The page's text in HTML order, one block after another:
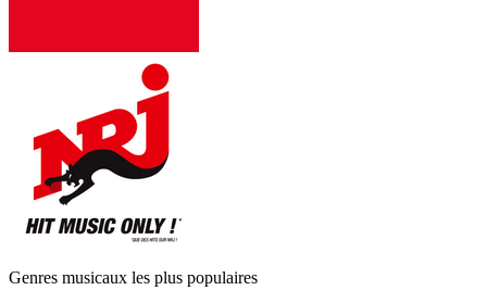
Genres musicaux les plus populaires